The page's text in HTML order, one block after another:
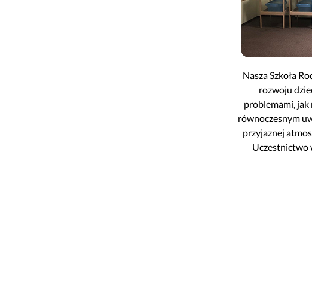
Kwartalnik „Diagnoza”
Przygotowanie do Badań
Deklaracja POZ
Dokumenty do pobrania
Informacja o gastroskopii
Przygotowanie do
Znieczulenie dożylne do
Nasze
Nasza Szkoła
rozwoju
problemami, jak
równoczesnym
przyjaznej
Uczestnictwo